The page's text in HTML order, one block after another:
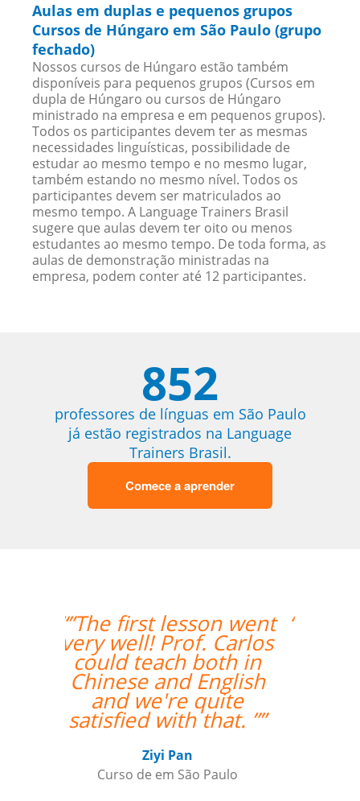
Aulas em duplas e pequenos grupos
Cursos de Húngaro em São Paulo (grupo
fechado)
Nossos cursos de Húngaro estão também
disponíveis para pequenos grupos (Cursos em
dupla de Húngaro ou cursos de Húngaro
ministrado na empresa e em pequenos grupos).
Todos os participantes devem ter as mesmas
necessidades linguísticas, possibilidade de
estudar ao mesmo tempo e no mesmo lugar,
também estando no mesmo nível. Todos os
participantes devem ser matriculados ao
mesmo tempo. A Language Trainers Brasil
sugere que aulas devem ter oito ou menos
estudantes ao mesmo tempo. De toda forma, as
aulas de demonstração ministradas na
empresa, podem conter até 12 participantes.
852
professores de línguas em São Paulo
já estão registrados na Language
Trainers Brasil.
Comece a aprender
“”I am very happy with
Jane, I love our
lessons.””
Roland Tschanz
Curso de em Belo Horizonte